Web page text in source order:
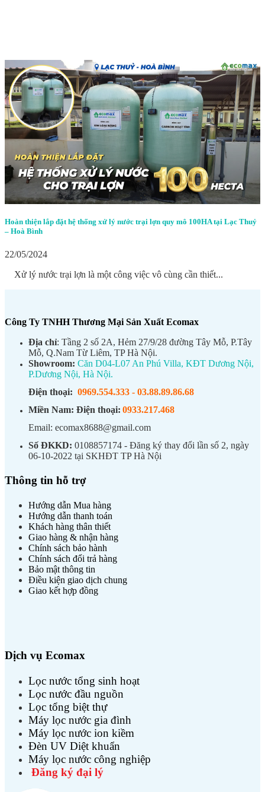
Hoàn thiện lắp đặt hệ thống xử lý nước trại lợn quy mô 100HA tại Lạc Thuỷ
– Hoà Bình
22/05/2024
Xử lý nước trại lợn là một công việc vô cùng cần thiết...
Công Ty TNHH Thương Mại Sản Xuất Ecomax
Địa chỉ: Tầng 2 số 2A, Hẻm 27/9/28 đường Tây Mỗ, P.Tây
Mỗ, Q.Nam Từ Liêm, TP Hà Nội.
Showroom: Căn D04-L07 An Phú Villa, KĐT Dương Nội,
P.Dương Nội, Hà Nội.
Điện thoại: 0969.554.333 - 03.88.89.86.68
Miền Nam: Điện thoại: 0933.217.468
Email: ecomax8688@gmail.com
Số ĐKKD: 0108857174 - Đăng ký thay đổi lần số 2, ngày
06-10-2022 tại SKHĐT TP Hà Nội
Thông tin hỗ trợ
Hướng dẫn Mua hàng
Hướng dẫn thanh toán
Khách hàng thân thiết
Giao hàng & nhận hàng
Chính sách bảo hành
Chính sách đổi trả hàng
Bảo mật thông tin
Điều kiện giao dịch chung
Giao kết hợp đồng
Dịch vụ Ecomax
Lọc nước tổng sinh hoạt
Lọc nước đầu nguồn
Lọc tổng biệt thự
Máy lọc nước gia đình
Máy lọc nước ion kiềm
Đèn UV Diệt khuẩn
Máy lọc nước công nghiệp
Đăng ký đại lý